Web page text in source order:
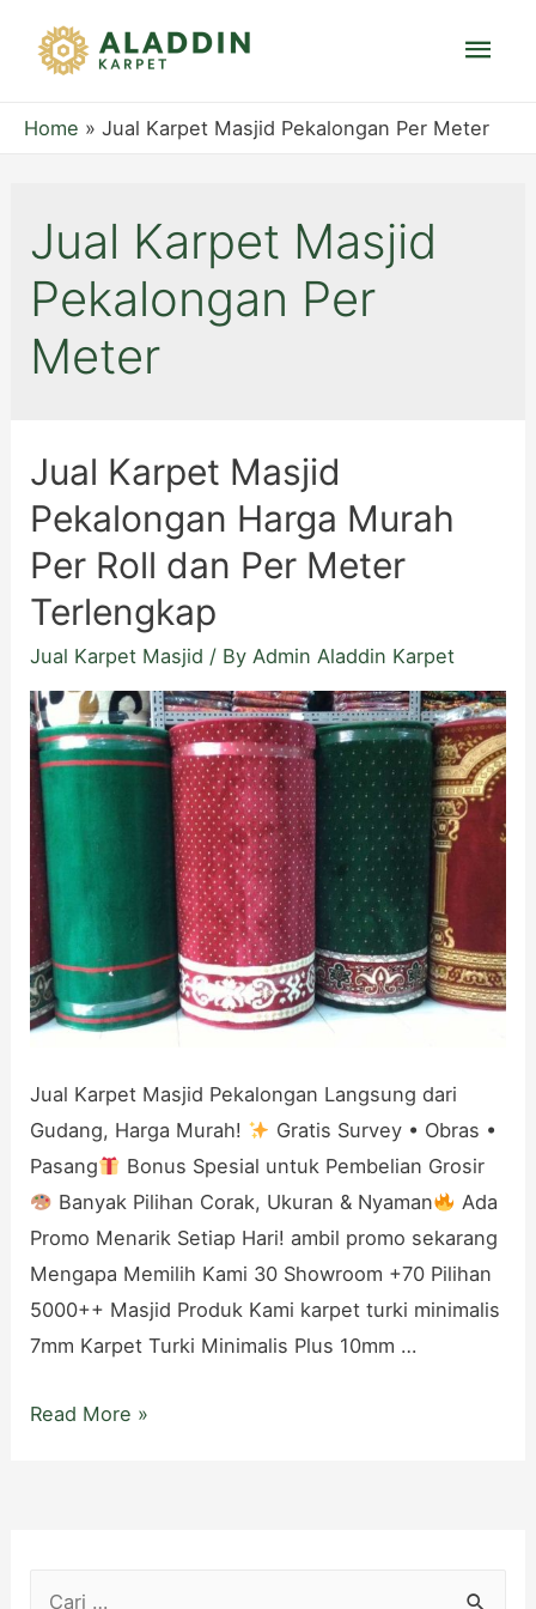
Home Jual Karpet Masjid Pekalongan Per Meter
Jual Karpet Masjid
Pekalongan Per
Meter
Jual Karpet Masjid
Pekalongan Harga Murah
Per Roll dan Per Meter
Terlengkap
Jual Karpet Masjid / ByAdmin Aladdin Karpet
Jual Karpet Masjid Pekalongan Langsung dari
Gudang, Harga Murah!
Gratis Survey • Obras •
Pasang
Bonus Spesial untuk Pembelian Grosir
Banyak Pilihan Corak, Ukuran & Nyaman
Ada
Promo Menarik Setiap Hari! ambil promo sekarang
Mengapa Memilih Kami 30 Showroom +70 Pilihan
5000++ Masjid Produk Kami karpet turki minimalis
7mm Karpet Turki Minimalis Plus 10mm …
Jual
Murah
Read More »